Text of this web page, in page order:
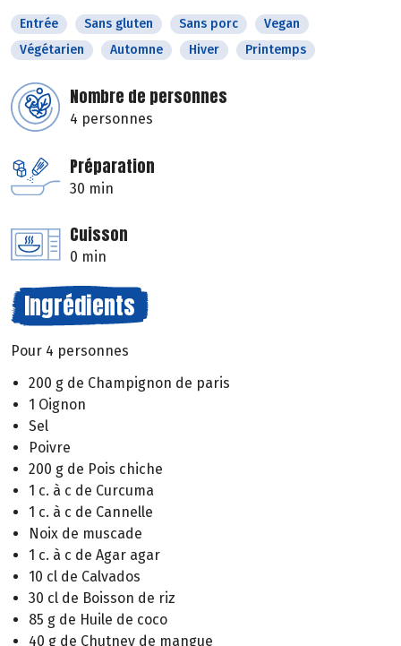
Entrée Sans gluten Sans porc
Vegan
Végétarien
Automne Hiver Printemps
Nombre de personnes
4 personnes
Préparation
30 min
Cuisson
0 min
Ingrédients
Pour 4 personnes
200 g de Champignon de paris
1 Oignon
Sel
Poivre
200 g de Pois chiche
1 c. à c de Curcuma
1 c. à c de Cannelle
Noix de muscade
1 c. à c de Agar agar
10 cl de Calvados
30 cl de Boisson de riz
85 g de Huile de coco
40 g de Chutney de mangue